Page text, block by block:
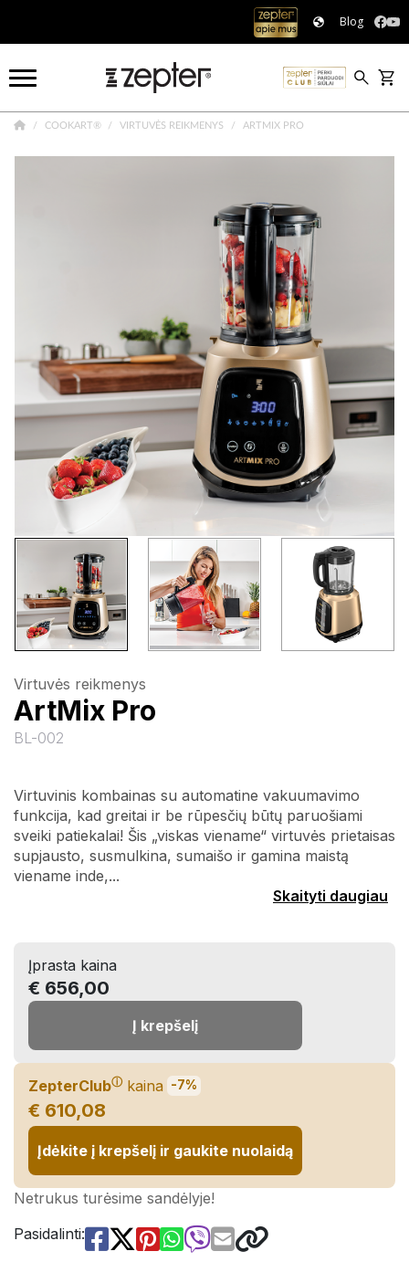
Blog
COOKART® VIRTUVĖS REIKMENYS ARTMIX PRO
Virtuvės reikmenys
ArtMix Pro
BL-002
Virtuvinis kombainas su automatine vakuumavimo
funkcija, kad greitai ir be rūpesčių būtų paruošiami
sveiki patiekalai! Šis „viskas viename“ virtuvės prietaisas
supjausto, susmulkina, sumaišo ir gamina maistą
viename inde,...
Skaityti daugiau
Įprasta kaina
€ 656,00
Į krepšelį
ZepterClubⓘ kaina -7%
€ 610,08
Įdėkite į krepšelį ir gaukite nuolaidą
Netrukus turėsime sandėlyje!
Pasidalinti: